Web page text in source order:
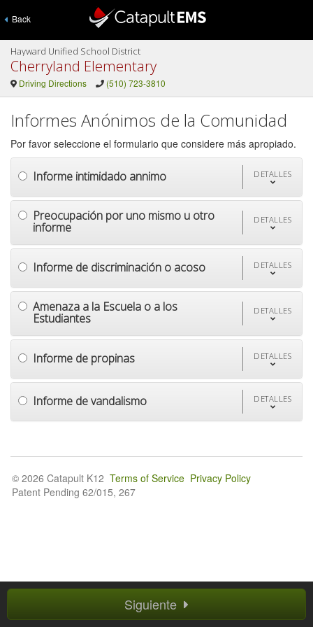
Back
Hayward Unified School District
Cherryland Elementary
Driving Directions (510) 723-3810
Informes Anónimos de la Comunidad
Por favor seleccione el formulario que considere más apropiado.
Informe intimidado annimo DETALLES
Preocupación por uno mismo u otro
informe
DETALLES
Informe de discriminación o acoso DETALLES
Amenaza a la Escuela o a los
Estudiantes
DETALLES
Informe de propinas DETALLES
Informe de vandalismo DETALLES
Siguiente
© 2026 Catapult K12 Terms of Service Privacy Policy
Patent Pending 62/015, 267